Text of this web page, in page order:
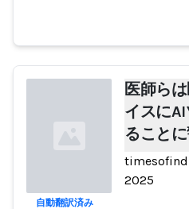
医師ら
イスに
ること
2025
自動翻訳済み